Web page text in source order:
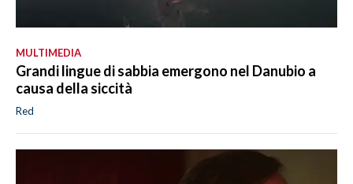
MULTIMEDIA
Grandi lingue di sabbia emergono nel Danubio a
causa della siccità
Red